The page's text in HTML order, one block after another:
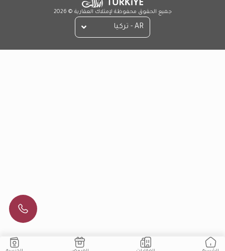
جميع الحقوق محفوظة لإمتلاك العقارية © 2026
AR - تركيا